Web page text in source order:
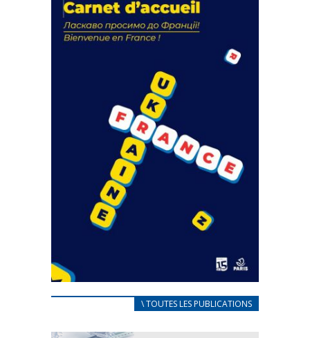
actions
18 septembre 2023
FEUILLETER
CARNET D’ACCUEIL
25 avril 2022
\ TOUTES LES PUBLICATIONS